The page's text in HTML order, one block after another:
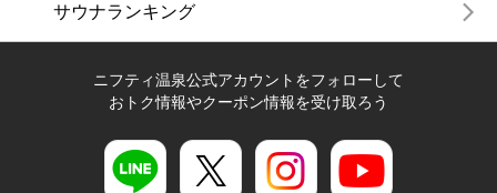
サウナランキング
ニフティ温泉公式アカウントをフォローして
おトク情報やクーポン情報を受け取ろう